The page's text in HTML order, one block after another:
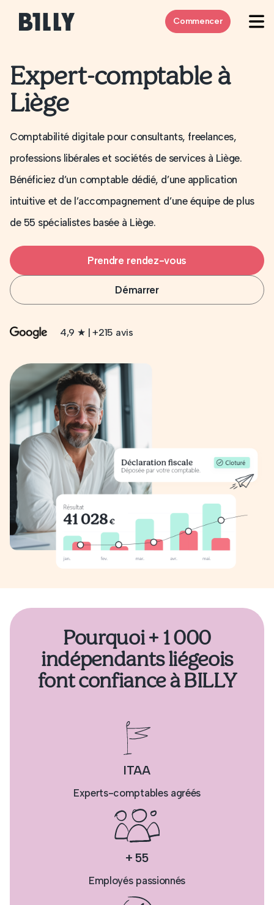
Commencer
Expert-comptable à
Liège
Comptabilité digitale pour consultants, freelances,
professions libérales et sociétés de services à Liège.
Bénéficiez d’un comptable dédié, d’une application
intuitive et de l’accompagnement d’une équipe de plus
de 55 spécialistes basée à Liège.
Prendre rendez-vous
Démarrer
4,9 ★ | +215 avis
Pourquoi + 1 000
indépendants liégeois
font confiance à BILLY
ITAA
Experts-comptables agréés
+ 55
Employés passionnés